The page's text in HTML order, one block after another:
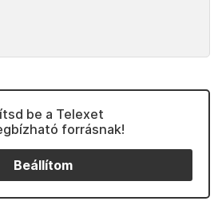
be a Telexet
forrásnak!
Beállítom